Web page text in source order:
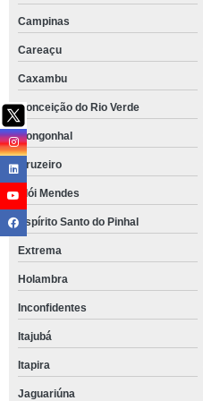
Campinas
Careaçu
Caxambu
Conceição do Rio Verde
Congonhal
Cruzeiro
Elói Mendes
Espírito Santo do Pinhal
Extrema
Holambra
Inconfidentes
Itajubá
Itapira
Jaguariúna